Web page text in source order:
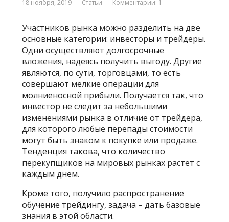
18 ноября, 2019 Статьи Комментарии: 1
Участников рынка можно разделить на две
основные категории: инвесторы и трейдеры.
Одни осуществляют долгосрочные
вложения, надеясь получить выгоду. Другие
являются, по сути, торговцами, то есть
совершают мелкие операции для
молниеносной прибыли. Получается так, что
инвестор не следит за небольшими
изменениями рынка в отличие от трейдера,
для которого любые перепады стоимости
могут быть знаком к покупке или продаже.
Тенденция такова, что количество
перекупщиков на мировых рынках растет с
каждым днем.
Кроме того, получило распространение
обучение трейдингу, задача – дать базовые
знания в этой области.